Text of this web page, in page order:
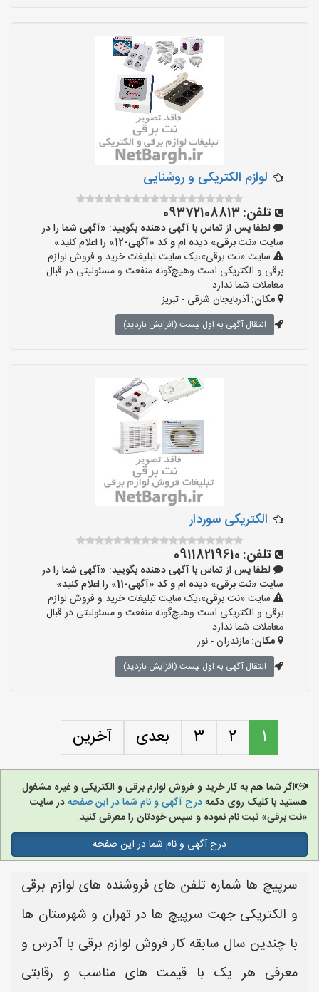
لوازم الکتریکی و روشنایی
تلفن:09372108813
لطفا پس از تماس با آگهی دهنده بگویید: «آگهی شما را در
سایت «نت برقی» دیده ام و کد «آگهی-12» را اعلام کنید»
سایت «نت برقی»،یک سایت تبلیغات خرید و فروش لوازم
برقی و الکتریکی است وهیچ‌گونه منفعت و مسئولیتی در قبال
معاملات شما ندارد.
مکان:آذربایجان شرقی - تبریز
انتقال آگهی به اول لیست (افزایش بازدید)
الکتریکی سوردار
تلفن: 09118219610
لطفا پس از تماس با آگهی دهنده بگویید: «آگهی شما را در
سایت «نت برقی» دیده ام و کد «آگهی-11» را اعلام کنید»
سایت «نت برقی»،یک سایت تبلیغات خرید و فروش لوازم
برقی و الکتریکی است وهیچ‌گونه منفعت و مسئولیتی در قبال
معاملات شما ندارد.
مکان:مازندران - نور
انتقال آگهی به اول لیست (افزایش بازدید)
1
2
3 بعدی آخرین
اگر شما هم به کار خرید و فروش لوازم برقی و الکتریکی و غیره مشغول
هستید با کلیک روی دکمهدرج آگهی و نام شما در این صفحهدر سایت
«نت برقی» ثبت نام نموده و سپس خودتان را معرفی کنید.
درج آگهی و نام شما در این صفحه
سرپیچ ها شماره تلفن های فروشنده های لوازم برقی
و الکتریکی جهت سرپیچ ها در تهران و شهرستان ها
با چندین سال سابقه کار فروش لوازم برقی با آدرس و
معرفی هر یک با قیمت های مناسب و رقابتی